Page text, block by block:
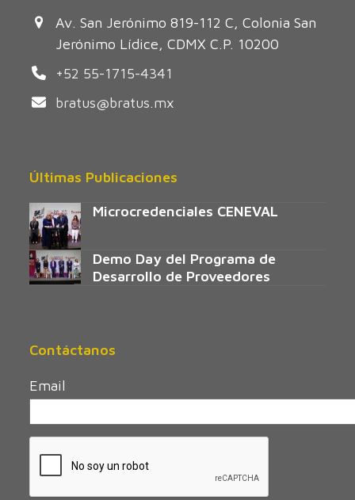
Av. San Jerónimo 819-112 C, Colonia San
Jerónimo Lídice, CDMX C.P. 10200
+52 55-1715-4341
bratus@bratus.mx
Últimas Publicaciones
Microcredenciales CENEVAL
Demo Day del Programa de
Desarrollo de Proveedores
Contáctanos
Email